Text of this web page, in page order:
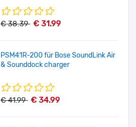
€ 38.39 € 31.99
PSM41R-200 für Bose SoundLink Air
& Sounddock charger
€ 41.99 € 34.99